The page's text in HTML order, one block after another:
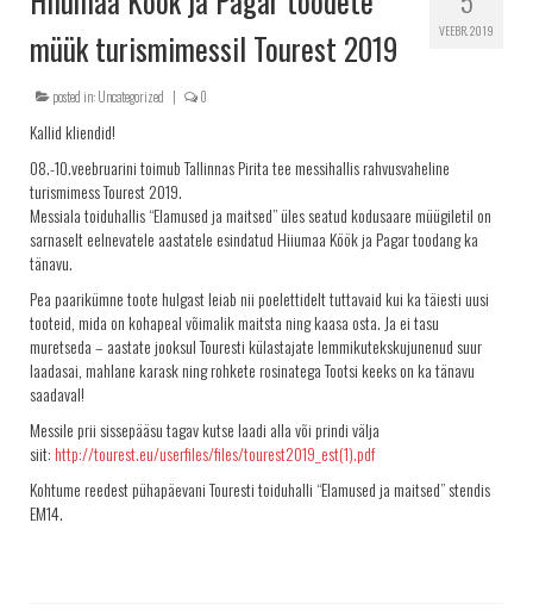
VÕILEIVATORDID
KRINGLID
SAIAD
PEOLAUA TOOTED
LEIVAD
TORDID
KÜPSISED
KOOGID
SALATID
Šašlõkid
KONTAKT
VEEBR. 2019
müük turismimessil Tourest 2019
posted in:Uncategorized | 0
Kallid kliendid!
08.-10.veebruarini toimub Tallinnas Pirita tee messihallis rahvusvaheline
turismimess Tourest 2019.
Messiala toiduhallis “Elamused ja maitsed” üles seatud kodusaare müügiletil on
sarnaselt eelnevatele aastatele esindatud Hiiumaa Köök ja Pagar toodang ka
tänavu.
Pea paarikümne toote hulgast leiab nii poelettidelt tuttavaid kui ka täiesti uusi
tooteid, mida on kohapeal võimalik maitsta ning kaasa osta. Ja ei tasu
muretseda – aastate jooksul Touresti külastajate lemmikutekskujunenud suur
laadasai, mahlane karask ning rohkete rosinatega Tootsi keeks on ka tänavu
saadaval!
Messile prii sissepääsu tagav kutse laadi alla või prindi välja
siit: http://tourest.eu/userfiles/files/tourest2019_est(1).pdf
Kohtume reedest pühapäevani Touresti toiduhalli “Elamused ja maitsed” stendis
EM14.